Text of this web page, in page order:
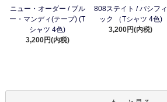
ニュー・オーダー / ブル
ー・マンディ(テープ) (T
シャツ 4色)
3,200円(内税)
808ステイト / パシフィ
ック （Tシャツ 4色)
3,200円(内税)